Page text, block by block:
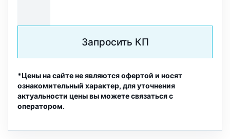
Запросить КП
*Цены на сайте не являются офертой и носят
ознакомительный характер, для уточнения
актуальности цены вы можете связаться с
оператором.